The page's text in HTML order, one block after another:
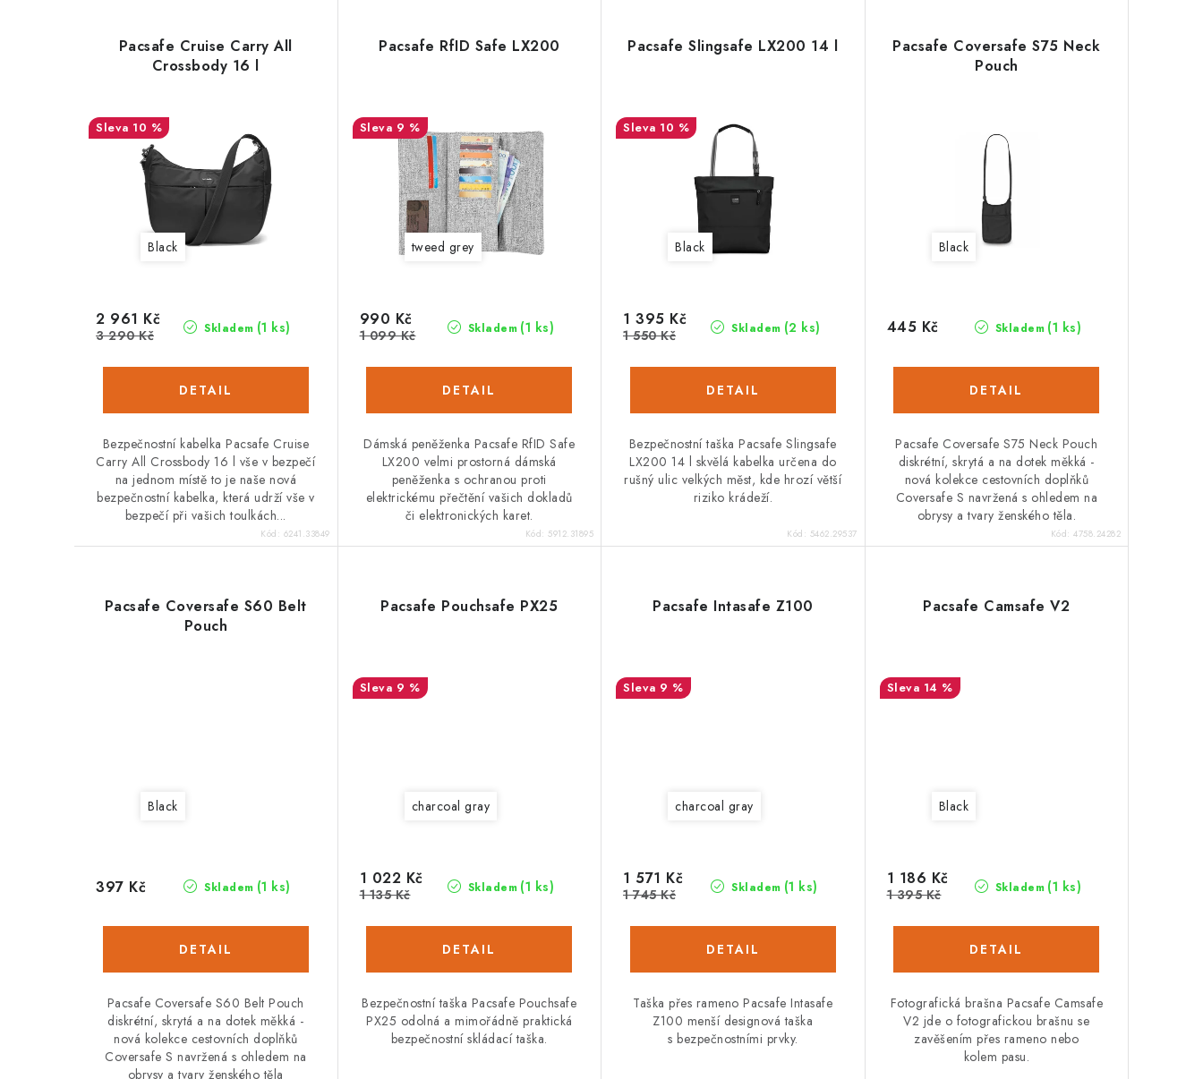
p
Pacsafe Cruise Carry All
Crossbody 16 l
10 %
Black
Skladem (1 ks)
2 961 Kč
3 290 Kč
Bezpečnostní kabelka Pacsafe Cruise
Carry All Crossbody 16 l vše v bezpečí
na jednom místě to je naše nová
bezpečnostní kabelka, která udrží vše v
bezpečí při vašich toulkách...
Kód: 6241.33849
Pacsafe RfID Safe LX200
9 %
tweed grey
Skladem (1 ks)
990 Kč
1 099 Kč
Dámská peněženka Pacsafe RfID Safe
LX200 velmi prostorná dámská
peněženka s ochranou proti
elektrickému přečtění vašich dokladů
či elektronických karet.
Kód: 5912.31895
Pacsafe Slingsafe LX200 14 l
10 %
Black
Skladem (2 ks)
1 395 Kč
1 550 Kč
Bezpečnostní taška Pacsafe Slingsafe
LX200 14 l skvělá kabelka určena do
rušný ulic velkých měst, kde hrozí větší
riziko krádeží.
Kód: 5462.29537
Pacsafe Coversafe S75 Neck
Pouch
Black
Skladem (1 ks)
445 Kč
Pacsafe Coversafe S75 Neck Pouch
diskrétní, skrytá a na dotek měkká -
nová kolekce cestovních doplňků
Coversafe S navržená s ohledem na
obrysy a tvary ženského těla.
Kód: 4758.24282
Pacsafe Coversafe S60 Belt
Pouch
Black
Skladem (1 ks)
397 Kč
Pacsafe Coversafe S60 Belt Pouch
diskrétní, skrytá a na dotek měkká -
nová kolekce cestovních doplňků
Coversafe S navržená s ohledem na
obrysy a tvary ženského těla
Pacsafe Pouchsafe PX25
9 %
charcoal gray
Skladem (1 ks)
1 022 Kč
1 135 Kč
Bezpečnostní taška Pacsafe Pouchsafe
PX25 odolná a mimořádně praktická
bezpečnostní skládací taška.
Pacsafe Intasafe Z100
9 %
charcoal gray
Skladem (1 ks)
1 571 Kč
1 745 Kč
Taška přes rameno Pacsafe Intasafe
Z100 menší designová taška
s bezpečnostní­mi prvky.
Pacsafe Camsafe V2
14 %
Black
Skladem (1 ks)
1 186 Kč
1 395 Kč
Fotografická brašna Pacsafe Camsafe
V2 jde o fotografickou brašnu se
zavěšením přes rameno nebo
kolem pasu.